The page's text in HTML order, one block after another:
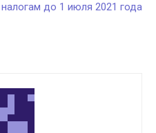
налогам до 1 июля 2021 года